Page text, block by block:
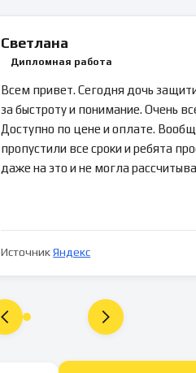
Светлана
Дипломная работа
Всем привет. Сегодня дочь
за быстроту и понимание. Очень
Доступно по цене и оплате.
пропустили все сроки и ребята
даже на это и не могла
Источник Яндекс